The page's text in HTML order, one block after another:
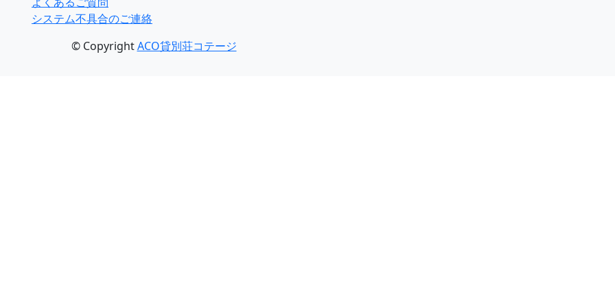
システム不具合のご連絡
© CopyrightACO貸別荘コテージ